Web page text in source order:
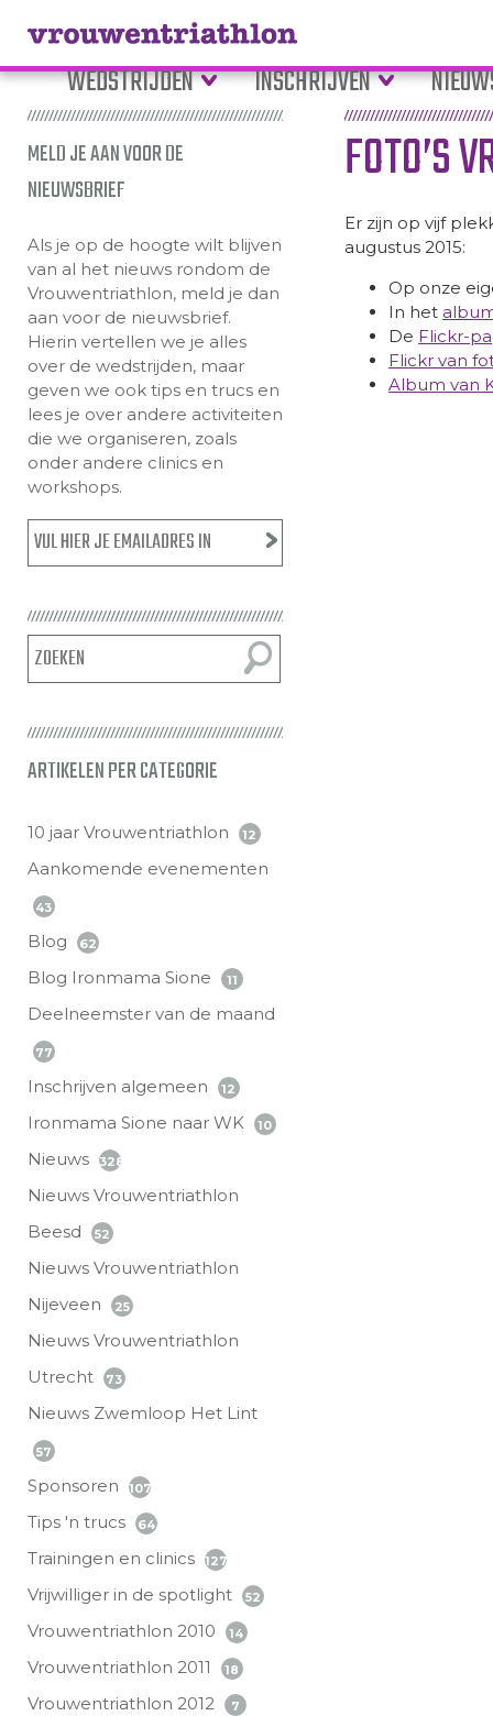
WEDSTRIJDEN INSCHRIJVEN
MELD JE AAN VOOR DE
NIEUWSBRIEF
Als je op de hoogte wilt blijven
van al het nieuws rondom de
Vrouwentriathlon, meld je dan
aan voor de nieuwsbrief.
Hierin vertellen we je alles
over de wedstrijden, maar
geven we ook tips en trucs en
lees je over andere activiteiten
die we organiseren, zoals
onder andere clinics en
workshops.
ARTIKELEN PER CATEGORIE
10 jaar Vrouwentriathlon 12
Aankomende evenementen
43
Blog 62
Blog Ironmama Sione 11
Deelneemster van de maand
77
Inschrijven algemeen 12
Ironmama Sione naar WK 10
Nieuws 328
Nieuws Vrouwentriathlon
Beesd
52
Nieuws Vrouwentriathlon
Nijeveen
25
Nieuws Vrouwentriathlon
Utrecht
73
Nieuws Zwemloop Het Lint
57
Sponsoren 107
Tips 'n trucs 64
Trainingen en clinics 127
Vrijwilliger in de spotlight 52
Vrouwentriathlon 2010 14
Vrouwentriathlon 2011 18
Vrouwentriathlon 2012 7
FOTO’S
Er zijn op vijf
augustus 2015:
Op onze
In het
De Flickr-
Flickr van
Album van